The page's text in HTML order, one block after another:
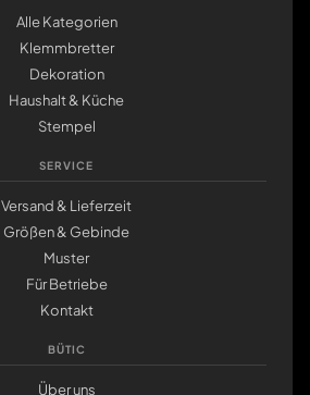
Alle Kategorien
Klemmbretter
Dekoration
Haushalt & Küche
Stempel
SERVICE
Versand & Lieferzeit
Größen & Gebinde
Muster
Für Betriebe
Kontakt
BÜTIC
Über uns